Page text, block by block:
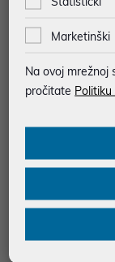
najam za pravne
MOGUĆNOST
Podaci uz
odgovara za
Marketinški
Na ovoj mrežnoj
pročitate